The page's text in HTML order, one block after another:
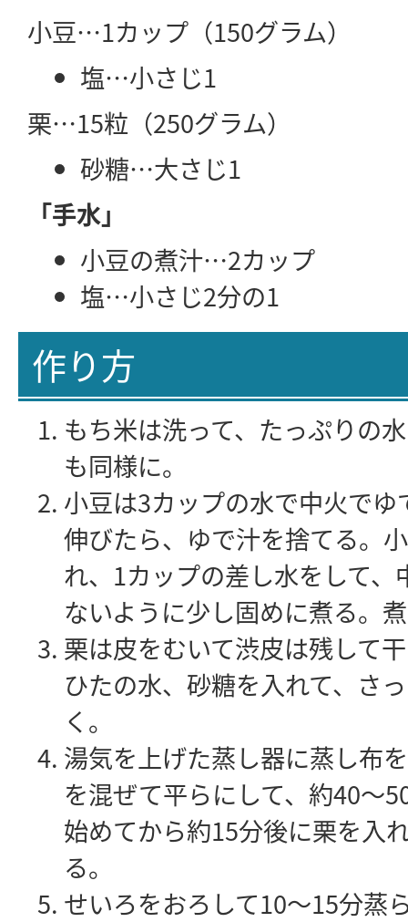
小豆…1カップ（150グラム）
塩…小さじ1
栗…15粒（250グラム）
砂糖…大さじ1
「手水」
小豆の煮汁…2カップ
塩…小さじ2分の1
作り方
もち米は洗って、たっぷりの
も同様に。
小豆は3カップの水で中火で
伸びたら、ゆで汁を捨てる。
れ、1カップの差し水をして
ないように少し固めに煮る。
栗は皮をむいて渋皮は残して
ひたの水、砂糖を入れて、さ
く。
湯気を上げた蒸し器に蒸し布
を混ぜて平らにして、約40～
始めてから約15分後に栗を入
る。
せいろをおろして10～15分蒸